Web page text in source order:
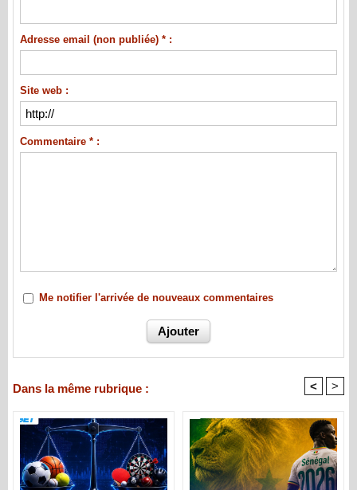
Adresse email (non publiée) * :
Site web :
Commentaire * :
Me notifier l'arrivée de nouveaux commentaires
Dans la même rubrique : < >